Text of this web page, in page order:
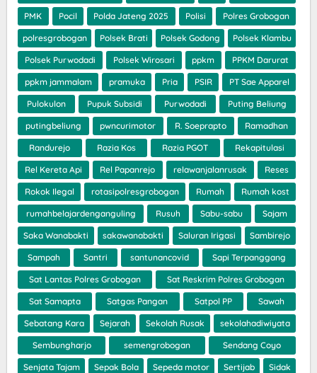
PMK Pocil Polda Jateng 2025 Polisi Polres Grobogan
polresgrobogan Polsek Brati Polsek Godong Polsek Klambu
Polsek Purwodadi Polsek Wirosari ppkm PPKM Darurat
ppkm jammalam pramuka Pria PSIR PT Sae Apparel
Pulokulon Pupuk Subsidi Purwodadi Puting Beliung
putingbeliung pwncurimotor R. Soeprapto Ramadhan
Randurejo Razia Kos Razia PGOT Rekapitulasi
Rel Kereta Api Rel Papanrejo relawanjalanrusak Reses
Rokok Ilegal rotasipolresgrobogan Rumah Rumah kost
rumahbelajardenganguling Rusuh Sabu-sabu Sajam
Saka Wanabakti sakawanabakti Saluran Irigasi Sambirejo
Sampah Santri santunancovid Sapi Terpanggang
Sat Lantas Polres Grobogan Sat Reskrim Polres Grobogan
Sat Samapta Satgas Pangan Satpol PP Sawah
Sebatang Kara Sejarah Sekolah Rusak sekolahadiwiyata
Sembungharjo semengrobogan Sendang Coyo
Senjata Tajam Sepak Bola Sepeda motor Sertijab Sidak